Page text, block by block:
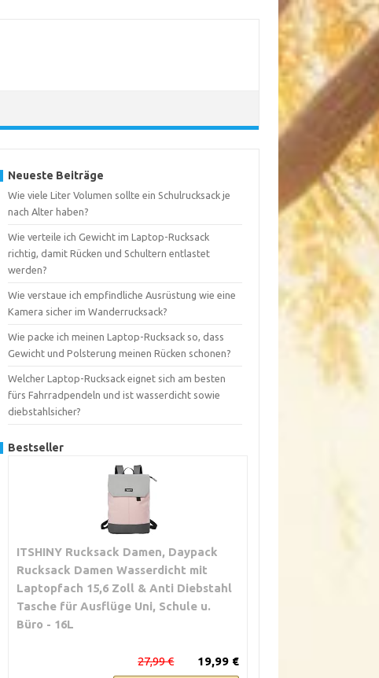
Neueste Beiträge
Wie viele Liter Volumen sollte ein Schulrucksack je
nach Alter haben?
Wie verteile ich Gewicht im Laptop-Rucksack
richtig, damit Rücken und Schultern entlastet
werden?
Wie verstaue ich empfindliche Ausrüstung wie eine
Kamera sicher im Wanderrucksack?
Wie packe ich meinen Laptop-Rucksack so, dass
Gewicht und Polsterung meinen Rücken schonen?
Welcher Laptop-Rucksack eignet sich am besten
fürs Fahrradpendeln und ist wasserdicht sowie
diebstahlsicher?
Bestseller
ITSHINY Rucksack Damen, Daypack
Rucksack Damen Wasserdicht mit
Laptopfach 15,6 Zoll & Anti Diebstahl
Tasche für Ausflüge Uni, Schule u.
Büro - 16L
19,99 €
27,99 €